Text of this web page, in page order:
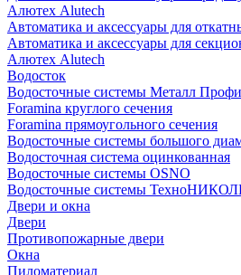
Алютех Alutech
Автоматика и аксессуары для
Автоматика и аксессуары для
Алютех Alutech
Водосток
Водосточные системы Металл
Foramina круглого сечения
Foramina прямоугольного сечения
Водосточные системы большого
Водосточная система оцинкованная
Водосточные системы OSNO
Водосточные системы
Двери и окна
Двери
Противопожарные двери
Окна
Пиломатериал